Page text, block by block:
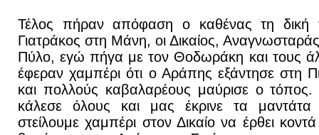
Τέλος πήραν απόφαση ο καθένας τη δική
Γιατράκος στη Μάνη, οι Δικαίος,
Πύλο, εγώ πήγα με τον Θοδωράκη και τους
έφεραν χαμπέρι ότι ο Αράπης εξάντησε στη
και πολλούς καβαλαρέους μαύρισε ο
κάλεσε όλους και μας έκρινε τα
στείλουμε χαμπέρι στον Δικαίο να έρθει